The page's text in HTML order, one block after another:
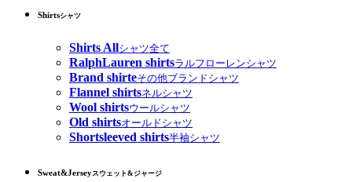
Shirtsシャツ
Shirts Allシャツ全て
RalphLauren shirtsラルフローレンシャツ
Brand shirteその他ブランドシャツ
Flannel shirtsネルシャツ
Wool shirtsウールシャツ
Old shirtsオールドシャツ
Shortsleeved shirts半袖シャツ
Sweat&Jerseyスウェット&ジャージ